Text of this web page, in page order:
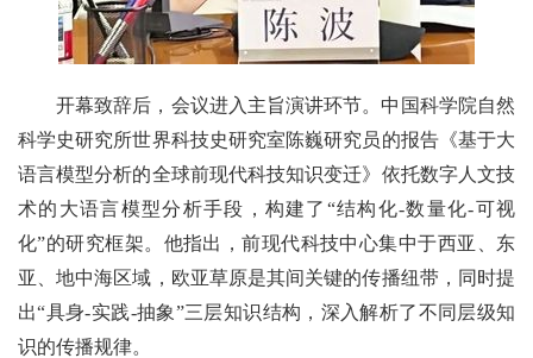
开幕致辞后，会议进入主旨演讲环节。中国科学院自然
科学史研究所世界科技史研究室陈巍研究员的报告《基于大
语言模型分析的全球前现代科技知识变迁》依托数字人文技
术的大语言模型分析手段，构建了“结构化-数量化-可视
化”的研究框架。他指出，前现代科技中心集中于西亚、东
亚、地中海区域，欧亚草原是其间关键的传播纽带，同时提
出“具身-实践-抽象”三层知识结构，深入解析了不同层级知
识的传播规律。